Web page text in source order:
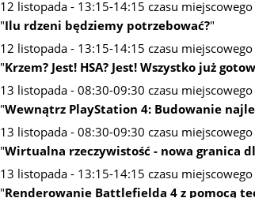
12 listopada - 13:15-14:15 czasu
"Ilu rdzeni będziemy potrzebować?"
12 listopada - 13:15-14:15 czasu
"Krzem? Jest! HSA? Jest! Wszystko już
13 listopada - 08:30-09:30 czasu
"Wewnątrz PlayStation 4: Budowanie
13 listopada - 08:30-09:30 czasu
"Wirtualna rzeczywistość - nowa granica
13 listopada - 13:15-14:15 czasu
"Renderowanie Battlefielda 4 z pomocą